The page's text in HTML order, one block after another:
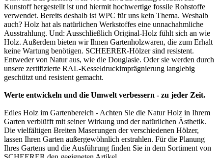
Kunstoff hergestellt ist und hiermit hochwertige fossile Rohstoffe
verwendet. Bereits deshalb ist WPC für uns kein Thema. Weshalb
auch? Holz hat als natürlichen Werkstoffes eine unnachahmliche
Ausstrahlung. Und: Ausschließlich Original-Holz fühlt sich an wie
Holz. Außerdem bieten wir Ihnen Gartenholzwaren, die zum Erhalt
keine Wartung benötigen. SCHEERER-Hölzer sind resistent.
Entweder von Natur aus, wie die Douglasie. Oder sie werden durch
unsere zertifizierte RAL-Kesseldruckimprägnierung langlebig
geschützt und resistent gemacht.
Werte entwickeln und die Umwelt verbessern - zu jeder Zeit.
Edles Holz im Gartenbereich - Achten Sie die Natur Holz in Ihrem
Garten verblüfft mit seiner Wirkung und der natürlichen Ästhetik.
Die vielfältigen Breiten Maserungen der verschiedenen Hölzer,
lassen Ihren Garten außergewöhnlich erstrahlen. Für die Planung
Ihres Gartens und die Ausführung finden Sie in dem Sortiment von